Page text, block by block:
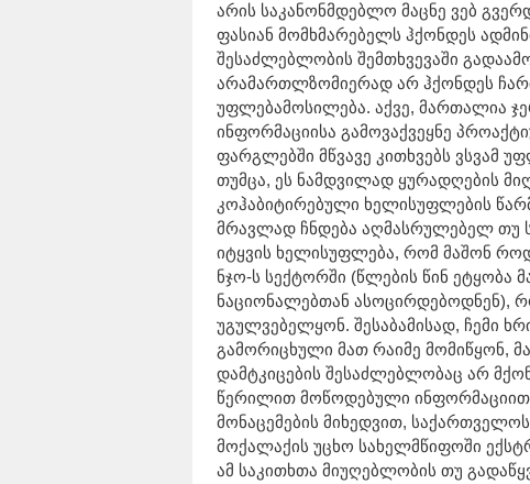
არის საკანონმდებლო მაცნე ვებ
ფასიან მომხმარებელს ჰქონდეს
შესაძლებლობის შემთხვევაში
არამართლზომიერად არ ჰქონდეს
უფლებამოსილება. აქვე, მართალია
ინფორმაციისა გამოვაქვეყნე
ფარგლებში მწვავე კითხვებს ვსვამ
თუმცა, ეს ნამდვილად ყურადღების
კოჰაბიტირებული ხელისუფლების
მრავლად ჩნდება აღმასრულებელ თუ
იტყვის ხელისუფლება, რომ მაშონ
ნჯო-ს სექტორში (წლების წინ ეტყობა
ნაციონალებთან ასოცირდებოდნენ),
უგულვებელყონ. შესაბამისად, ჩემი
გამორიცხული მათ რაიმე მომიწყონ,
დამტკიცების შესაძლებლობაც არ
წერილით მოწოდებული
მონაცემების მიხედვით, საქართველოს
მოქალაქის უცხო სახელმწიფოში
ამ საკითხთა მიუღებლობის თუ